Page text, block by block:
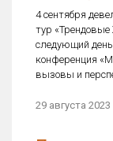
4 сентября
тур
следующий
конференция
вызовы и
29 августа 2023